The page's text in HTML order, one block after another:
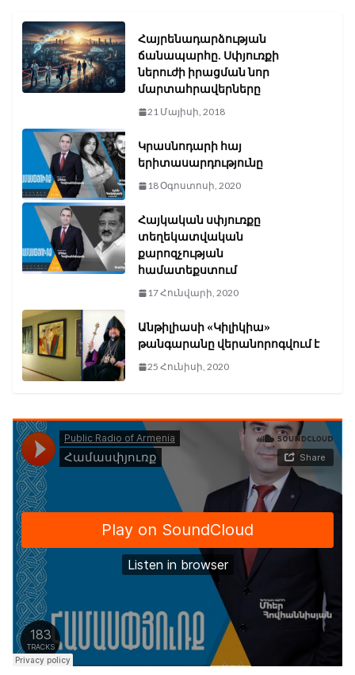
Հայրենադարձության
ճանապարհը. Սփյուռքի
ներուժի իրացման նոր
մարտահրավերները
21 Մայիսի, 2018
Կրասնոդարի հայ
երիտասարդությունը
18 Օգոստոսի, 2020
Հայկական սփյուռքը
տեղեկատվական
քարոզչության
համատեքստում
17 Հունվարի, 2020
Անթիլիասի «Կիլիկիա»
թանգարանը վերանորոգվում է
25 Հունիսի, 2020